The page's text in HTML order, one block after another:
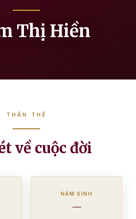
Thị Hiền
THÂN THẾ
về cuộc đời
NĂM SINH
—